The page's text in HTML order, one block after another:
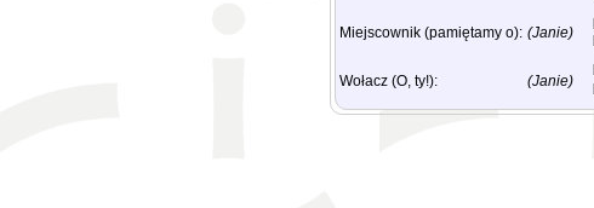
Miejscownik (pamiętamy o): (Janie)
Wołacz (O, ty!): (Janie)